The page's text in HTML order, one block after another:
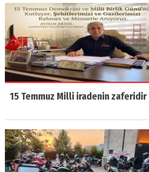
15 Temmuz Milli iradenin zaferidir